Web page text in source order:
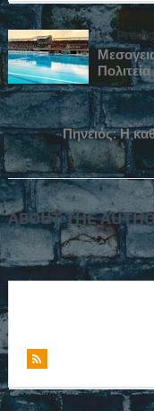
Πολιτεία
Πηνειός: Η
ABOUT THE